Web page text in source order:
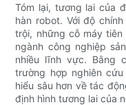
Tóm lại, tương lai của
hàn robot. Với độ
trội, những cỗ máy
ngành công nghiệp
nhiều lĩnh vực. Bằng
trường hợp nghiên
hiểu sâu hơn về tác
định hình tương lai của